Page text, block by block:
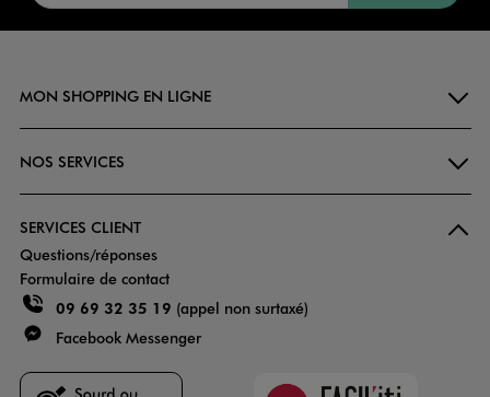
MON SHOPPING EN LIGNE
NOS SERVICES
SERVICES CLIENT
Questions/réponses
Formulaire de contact
09 69 32 35 19 (appel non surtaxé)
Facebook Messenger
Faciliti